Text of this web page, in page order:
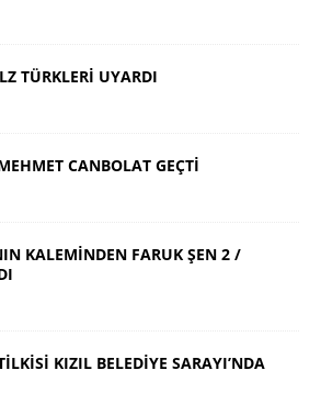
TÜRKLERİ UYARDI
CANBOLAT GEÇTİ
KALEMİNDEN FARUK ŞEN 2 /
KIZIL BELEDİYE SARAYI’NDA